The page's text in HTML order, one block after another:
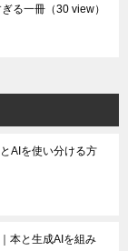
る一冊 （30 view）
AIを使い分ける方
本と生成AIを組み